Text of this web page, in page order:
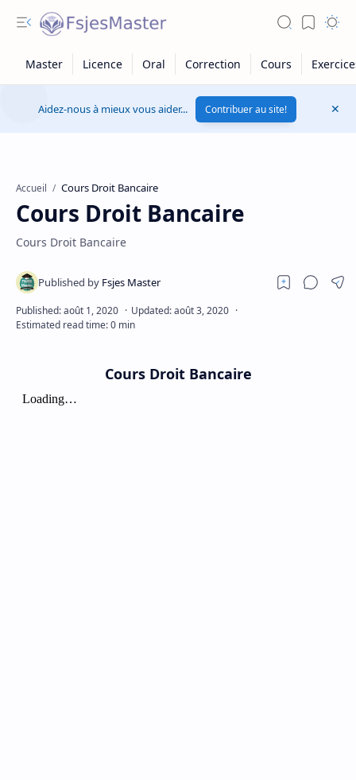
Aidez-nous à mieux vous aider... Contribuer au site!
Accueil Cours Droit Bancaire
Cours Droit Bancaire
Cours Droit Bancaire
Cours Droit Bancaire